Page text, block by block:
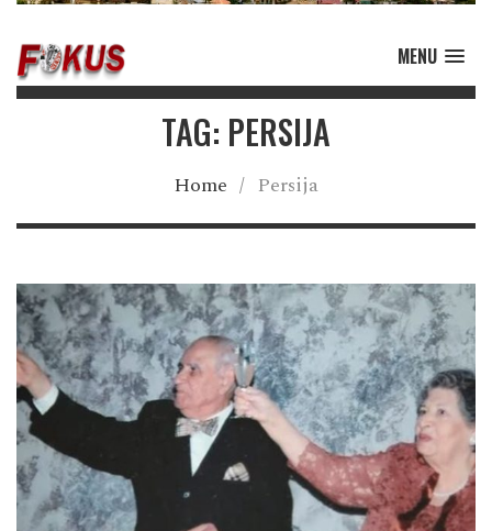
MENU
TAG: PERSIJA
Home / Persija